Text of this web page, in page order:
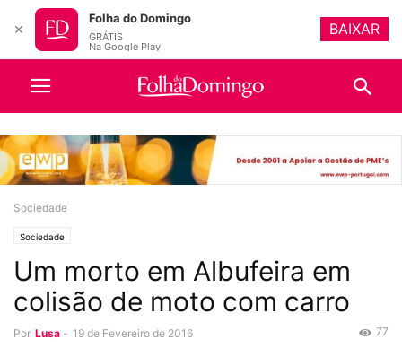
Sociedade
Sociedade
Um morto em Albufeira em
colisão de moto com carro
Por Lusa - 19 de Fevereiro de 2016 77
✕
Folha do Domingo
GRÁTIS
Na Google Play
BAIXAR